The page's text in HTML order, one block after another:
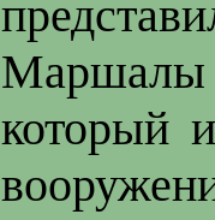
который